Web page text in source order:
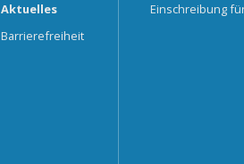
Aktuelles
Barrierefreiheit
Einschreibung